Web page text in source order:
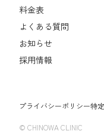
料金表
よくある質問
お知らせ
採用情報
プライバシーポリシー特
© CHINOWA CLINIC